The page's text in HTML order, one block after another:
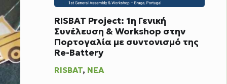
RISBAT Project: 1η Γενική
Συνέλευση & Workshop στην
Πορτογαλία με συντονισμό της
Re-Battery
RISBAT, ΝΈΑ